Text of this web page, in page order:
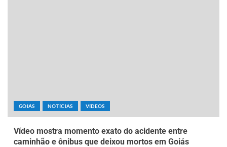
GOIÁS NOTÍCIAS VÍDEOS
Vídeo mostra momento exato do acidente entre
caminhão e ônibus que deixou mortos em Goiás